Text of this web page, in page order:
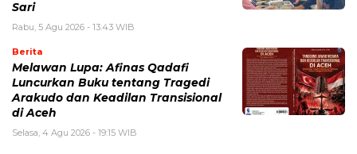
Sari
Rabu, 5 Agu 2026 - 13:43 WIB
Berita
Melawan Lupa: Afinas Qadafi
Luncurkan Buku tentang Tragedi
Arakudo dan Keadilan Transisional
di Aceh
Selasa, 4 Agu 2026 - 19:15 WIB